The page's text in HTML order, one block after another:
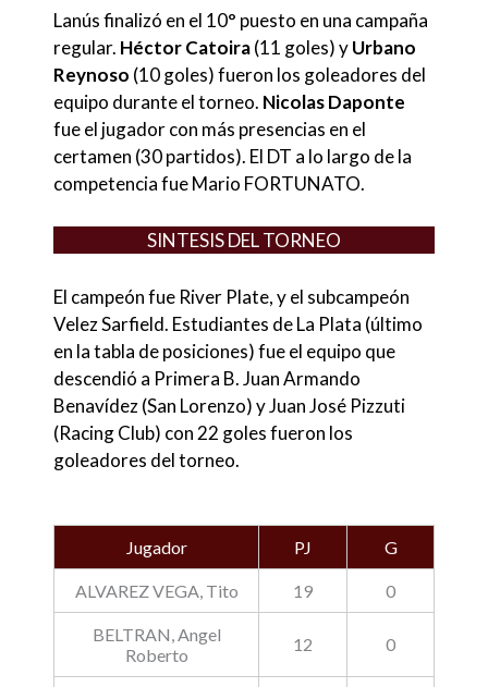
Lanús finalizó en el 10° puesto en una campaña
regular. Héctor Catoira(11 goles) yUrbano
Reynoso (10 goles) fueron los goleadores del
equipo durante el torneo. Nicolas Daponte
fue el jugador con más presencias en el
certamen (30 partidos). El DT a lo largo de la
competencia fue Mario FORTUNATO.
SINTESIS DEL TORNEO
El campeón fue River Plate, y el subcampeón
Velez Sarfield. Estudiantes de La Plata (último
en la tabla de posiciones) fue el equipo que
descendió a Primera B. Juan Armando
Benavídez (San Lorenzo) y Juan José Pizzuti
(Racing Club) con 22 goles fueron los
goleadores del torneo.
Jugador PJ G
ALVAREZ VEGA, Tito 19 0
BELTRAN, Angel
Roberto
12 0